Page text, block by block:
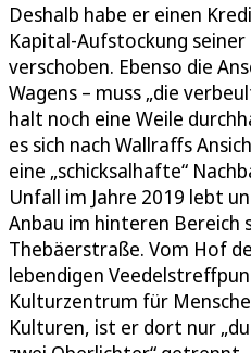
Deshalb habe er einen
Kapital-Aufstockung
verschoben. Ebenso die
Wagens – muss „die
halt noch eine Weile
es sich nach Wallraffs
eine „schicksalhafte“
Unfall im Jahre 2019 lebt
Anbau im hinteren Bereich
Thebäerstraße. Vom Hof
lebendigen
Kulturzentrum für
Kulturen, ist er dort nur